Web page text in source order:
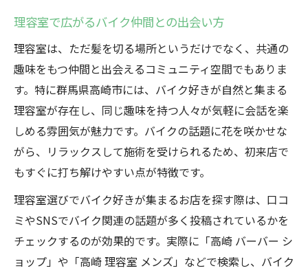
高崎市発の理容室サービスが提案する魅力
理容室の新提案でバイク時間がもっと楽し
く
理容室ならではの高崎バイク文化体験方法
理容室が叶える高崎市の特別なヘア体験
フェードカットを楽しむバイク仲間と集う場所
理容室で叶うフェードカットのこだわり体
バイク仲間と理容室で楽しむトレンドスタ
イル
理容室でバイク仲間と語るフェードカット
の魅力
理容室で広がるバイク仲間との出会い方
理容室は、ただ髪を切る場所というだけでなく、共通の
趣味をもつ仲間と出会えるコミュニティ空間でもありま
す。特に群馬県高崎市には、バイク好きが自然と集まる
理容室が存在し、同じ趣味を持つ人々が気軽に会話を楽
しめる雰囲気が魅力です。バイクの話題に花を咲かせな
がら、リラックスして施術を受けられるため、初来店で
もすぐに打ち解けやすい点が特徴です。
理容室選びでバイク好きが集まるお店を探す際は、口コ
ミやSNSでバイク関連の話題が多く投稿されているかを
チェックするのが効果的です。実際に「高崎 バーバー シ
ョップ」や「高崎 理容室 メンズ」などで検索し、バイク